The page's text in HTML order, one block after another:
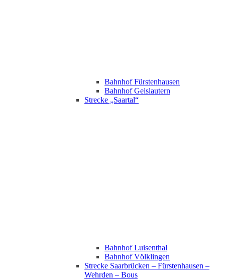
Bahnhof Fürstenhausen
Bahnhof Geislautern
Strecke „Saartal“
Bahnhof Luisenthal
Bahnhof Völklingen
Strecke Saarbrücken – Fürstenhausen –
Wehrden – Bous